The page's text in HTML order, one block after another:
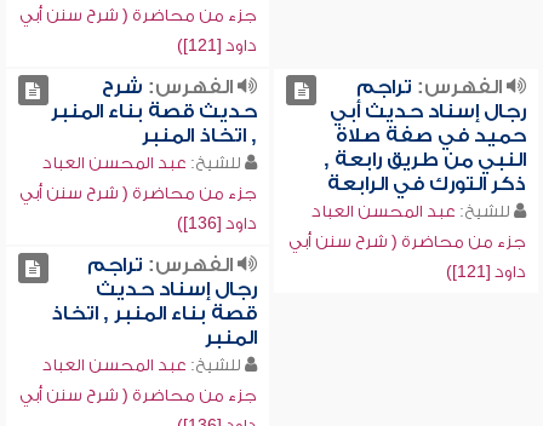
جزء من محاضرة ( شرح سنن أبي
داود [121])
الفهرس: تراجم
رجال إسناد حديث أبي
حميد في صفة صلاة
النبي من طريق رابعة ,
ذكر التورك في الرابعة
للشيخ: عبد المحسن العباد
جزء من محاضرة ( شرح سنن أبي
داود [121])
الفهرس: شرح
حديث قصة بناء المنبر
, اتخاذ المنبر
للشيخ: عبد المحسن العباد
جزء من محاضرة ( شرح سنن أبي
داود [136])
الفهرس: تراجم
رجال إسناد حديث
قصة بناء المنبر , اتخاذ
المنبر
للشيخ: عبد المحسن العباد
جزء من محاضرة ( شرح سنن أبي